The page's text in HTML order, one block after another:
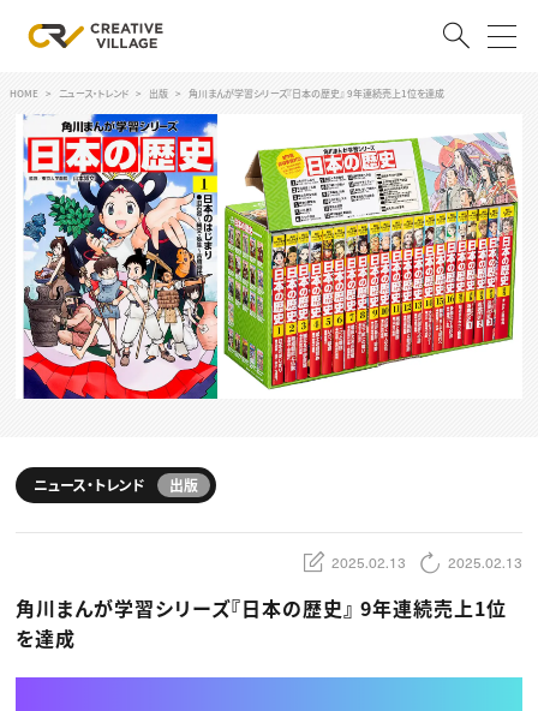
ログイン 会員登録
RECRUIT
クリエイター求人を探す
CREATIVE JOB求人検索
特集求人
採用説明会
転職支援サービス
CONTENTS
スキルアップしたい！ トップ
デザイン
動画配信・映像制作
ディレクション
業界解説・キャリア事情
お役立ち基礎知識
TOP Creator’s コラム
ゲームクリエイター
映像クリエイター
マーケッター
C＆R Magazine
ニュース・トレンド
HOME ニュース・トレンド 出版 角川まんが学習シリーズ『日本の歴史』 9年連続売上1位を達成
ニュース・トレンド 出版
2025.02.13 2025.02.13
角川まんが学習シリーズ『日本の歴史』 9年連続売上1位
を達成